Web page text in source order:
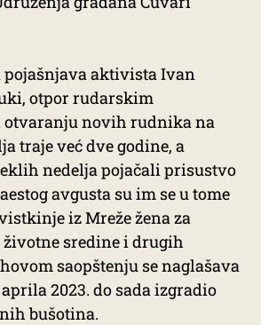
pojašnjava aktivista Ivan
otpor rudarskim
novih rudnika na
traje već dve godine, a
nedelja pojačali prisustvo
avgusta su im se u tome
iz Mreže žena za
sredine i drugih
saopštenju se naglašava
2023. do sada izgradio
bušotina.